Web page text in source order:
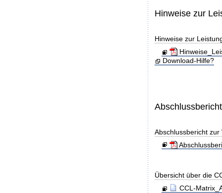
Hinweise zur
Hinweise zur
Download-Hilfe?
Abschlussbericht
Übersicht über die
CCL-